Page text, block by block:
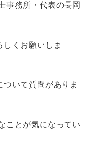
事務所・代表の長岡
くお願いしま
いて質問がありま
ことが気になってい